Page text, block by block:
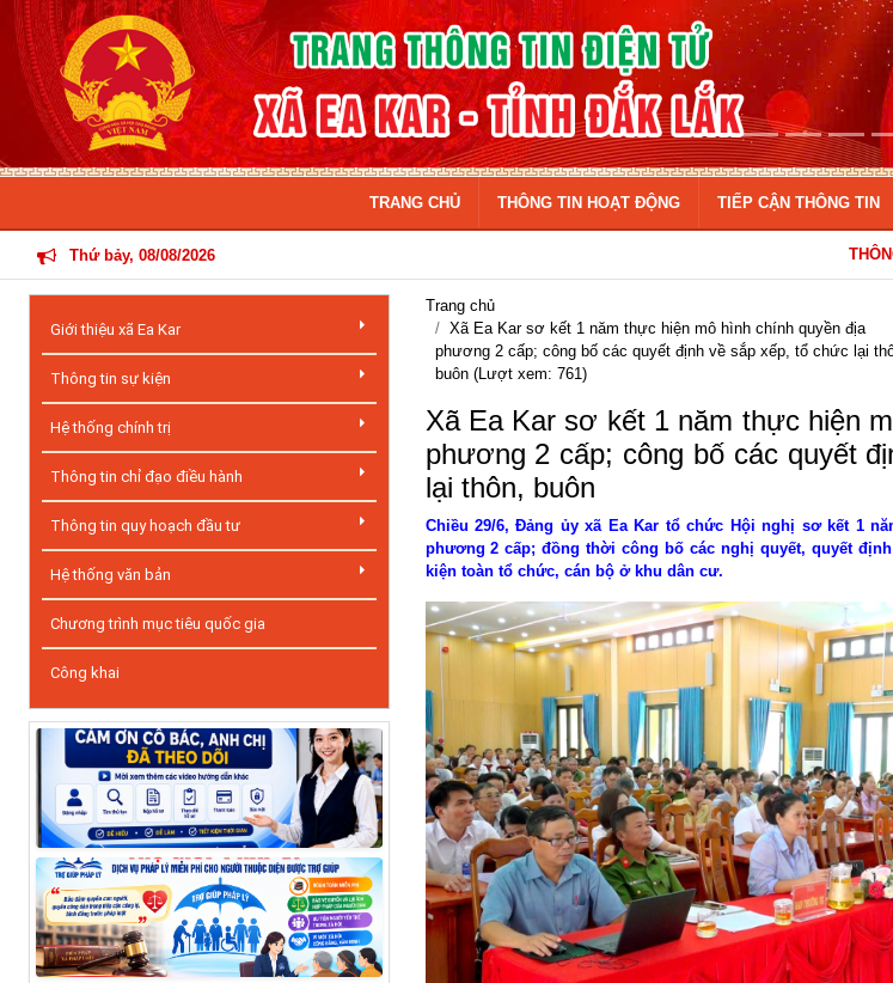
Previous
Next
TRANG CHỦ
THÔNG TIN HOẠT ĐỘNG TIẾP CẬN THÔNG TIN
Thứ bảy, 08/08/2026 THÔNG TIN HOẠT ĐỘNG ĐIỀU HÀNH
Giới thiệu xã Ea Kar
Thông tin sự kiện
Hệ thống chính trị
Thông tin chỉ đạo điều hành
Thông tin quy hoạch đầu tư
Hệ thống văn bản
Chương trình mục tiêu quốc gia
Công khai
Trang chủ
Xã Ea Kar sơ kết 1 năm thực hiện mô hình chính quyền địa
phương 2 cấp; công bố các quyết định về sắp xếp, tổ chức lại
buôn (Lượt xem: 761)
Xã Ea Kar sơ kết 1 năm thực hiện
phương 2 cấp; công bố các quyết
lại thôn, buôn
Chiều 29/6, Đảng ủy xã Ea Kar tổ chức Hội nghị sơ kết 1
phương 2 cấp; đồng thời công bố các nghị quyết, quyết
kiện toàn tổ chức, cán bộ ở khu dân cư.